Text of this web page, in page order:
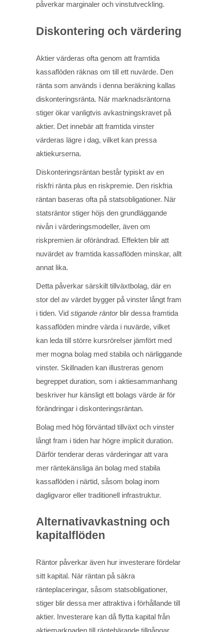
påverkar marginaler och vinstutveckling.
Diskontering och värdering
Aktier värderas ofta genom att framtida
kassaflöden räknas om till ett nuvärde. Den
ränta som används i denna beräkning kallas
diskonteringsränta. När marknadsräntorna
stiger ökar vanligtvis avkastningskravet på
aktier. Det innebär att framtida vinster
värderas lägre i dag, vilket kan pressa
aktiekurserna.
Diskonteringsräntan består typiskt av en
riskfri ränta plus en riskpremie. Den riskfria
räntan baseras ofta på statsobligationer. När
statsräntor stiger höjs den grundläggande
nivån i värderingsmodeller, även om
riskpremien är oförändrad. Effekten blir att
nuvärdet av framtida kassaflöden minskar, allt
annat lika.
Detta påverkar särskilt tillväxtbolag, där en
stor del av värdet bygger på vinster långt fram
i tiden. Vid stigande räntorblir dessa framtida
kassaflöden mindre värda i nuvärde, vilket
kan leda till större kursrörelser jämfört med
mer mogna bolag med stabila och närliggande
vinster. Skillnaden kan illustreras genom
begreppet duration, som i aktiesammanhang
beskriver hur känsligt ett bolags värde är för
förändringar i diskonteringsräntan.
Bolag med hög förväntad tillväxt och vinster
långt fram i tiden har högre implicit duration.
Därför tenderar deras värderingar att vara
mer räntekänsliga än bolag med stabila
kassaflöden i närtid, såsom bolag inom
dagligvaror eller traditionell infrastruktur.
Alternativavkastning och
kapitalflöden
Räntor påverkar även hur investerare fördelar
sitt kapital. När räntan på säkra
ränteplaceringar, såsom statsobligationer,
stiger blir dessa mer attraktiva i förhållande till
aktier. Investerare kan då flytta kapital från